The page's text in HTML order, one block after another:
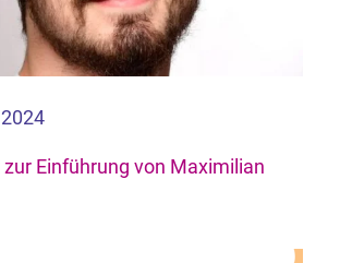
Einführung von Maximilian